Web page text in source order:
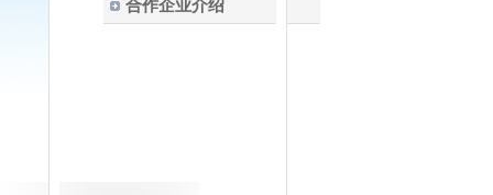
合作企业介绍